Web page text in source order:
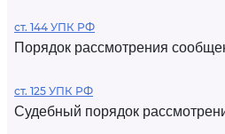
ст. 144 УПК РФ
Порядок рассмотрения
ст. 125 УПК РФ
Судебный порядок